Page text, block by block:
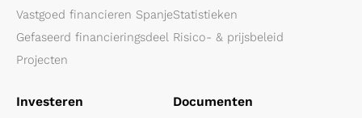
Vastgoed financieren Spanje
Gefaseerd financieringsdeel
Projecten
Statistieken
Risico- & prijsbeleid
Investeren Documenten